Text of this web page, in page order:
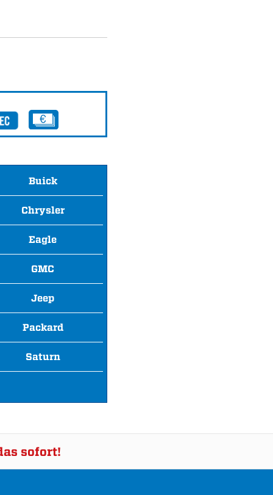
Buick
Chrysler
Eagle
GMC
Jeep
Packard
Saturn
sofort!